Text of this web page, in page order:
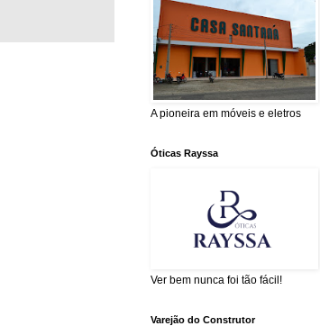
A pioneira em móveis e eletros
Óticas Rayssa
Ver bem nunca foi tão fácil!
Varejão do Construtor